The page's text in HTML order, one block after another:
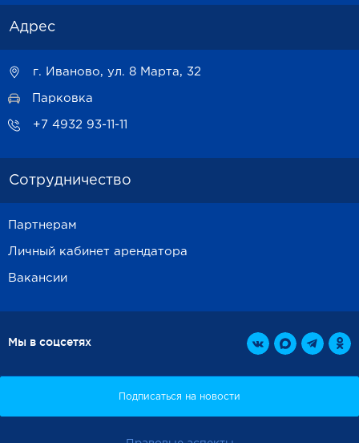
Адрес
г. Иваново, ул. 8 Марта, 32
Парковка
+7 4932 93-11-11
Сотрудничество
Партнерам
Личный кабинет арендатора
Вакансии
Мы в соцсетях